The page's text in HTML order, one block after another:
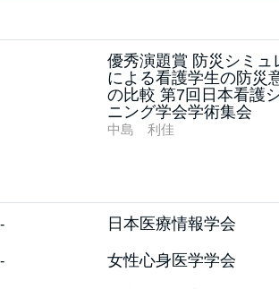
優秀演題賞 防災シミ
による看護学生の防災
の比較 第7回日本看護
ニング学会学術集会
中島 利佳
- 日本医療情報学会
- 女性心身医学学会